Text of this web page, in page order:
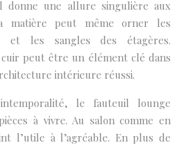
donne une allure singulière aux
matière peut même orner les
et les sangles des étagères.
cuir peut être un élément clé dans
intérieure réussi.
le fauteuil lounge
à vivre. Au salon comme en
l’utile à l’agréable. En plus de